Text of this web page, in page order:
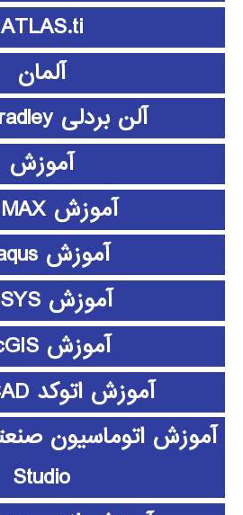
ATLAS.ti
آلمان
آلن بردلی Allen bradley
آموزش
آموزش 3D MAX
آموزش abaqus
آموزش ANSYS
آموزش ArcGIS
آموزش اتوکد AUTOCAD
Studio